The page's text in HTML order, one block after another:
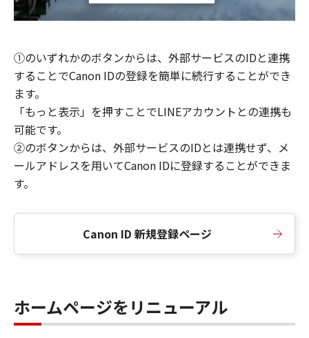
①のいずれかのボタンからは、外部サービスのIDと連携
することでCanon IDの登録を簡単に続行することができ
ます。
「もっと表示」を押すことでLINEアカウントとの連携も
可能です。
②のボタンからは、外部サービスのIDとは連携せず、メ
ールアドレスを用いてCanon IDに登録することができま
す。
Canon ID 新規登録ページ
ホームページをリニューアル